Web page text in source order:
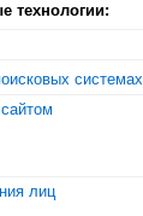
технологии:
системах
лиц